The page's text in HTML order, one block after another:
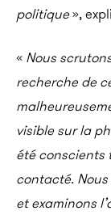
politique»,
« Nous
recherche de
visible sur la
été conscients
contacté.
et examinons